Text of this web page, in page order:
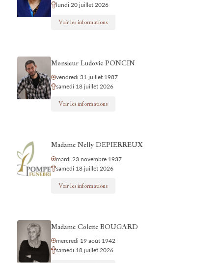
lundi 20 juillet 2026
Voir les informations
Monsieur Ludovic PONCIN
vendredi 31 juillet 1987
samedi 18 juillet 2026
Voir les informations
Madame Nelly DEPIERREUX
mardi 23 novembre 1937
samedi 18 juillet 2026
Voir les informations
Madame Colette BOUGARD
mercredi 19 août 1942
samedi 18 juillet 2026